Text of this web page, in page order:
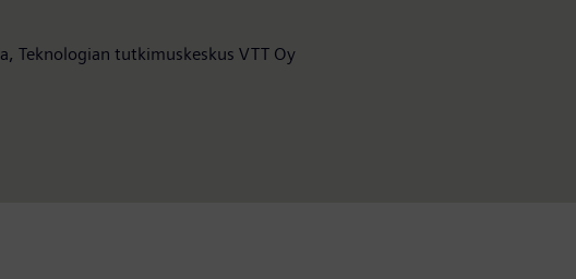
Teknologian tutkimuskeskus VTT Oy